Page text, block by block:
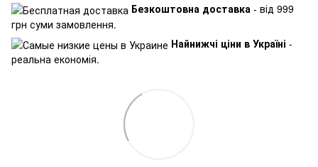
Безкоштовна доставка - від 999
грн суми замовлення.
Найнижчі ціни в Україні -
реальна економія.